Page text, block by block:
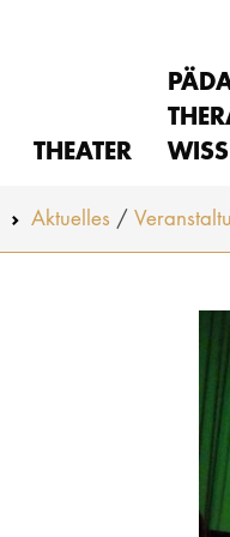
THEATER
Aktuelles